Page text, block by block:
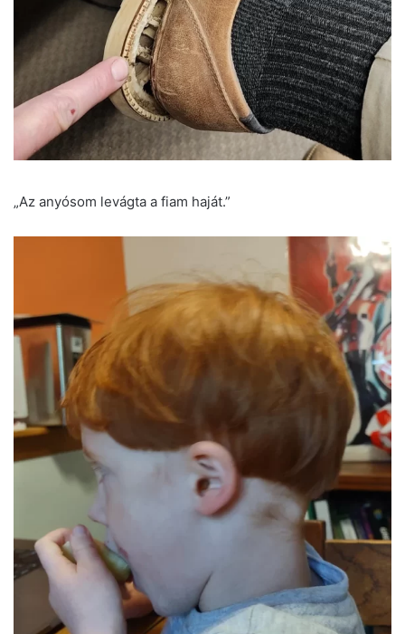
„Az anyósom levágta a fiam haját.”